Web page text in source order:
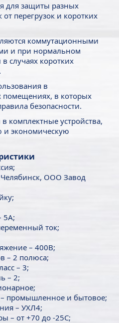
для защиты разных
от перегрузок и коротких
коммутационными
и при нормальном
случаях коротких
в
в которых
безопасности.
комплектные устройства,
и экономическую
Челябинск, ООО Завод
5А;
ток;
– 400В;
– 2 полюса;
– 3;
– 2;
промышленное и бытовое;
– УХЛ4;
– от +70 до -25С;